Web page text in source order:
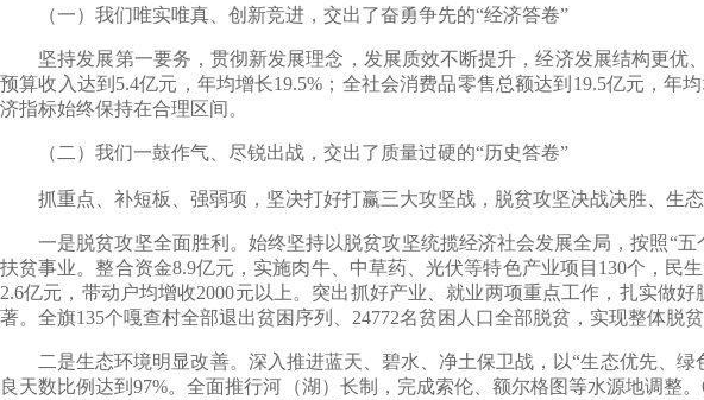
（一）我们唯实唯真、创新竞进，交出了奋勇争先的“经济答卷”
坚持发展第一要务，贯彻新发展理念，发展质效不断提升，经济发展结构更优
预算收入达到5.4亿元，年均增长19.5%；全社会消费品零售总额达到19.5亿元，年
济指标始终保持在合理区间。
（二）我们一鼓作气、尽锐出战，交出了质量过硬的“历史答卷”
抓重点、补短板、强弱项，坚决打好打赢三大攻坚战，脱贫攻坚决战决胜、生
一是脱贫攻坚全面胜利。始终坚持以脱贫攻坚统揽经济社会发展全局，按照“五
扶贫事业。整合资金8.9亿元，实施肉牛、中草药、光伏等特色产业项目130个，
2.6亿元，带动户均增收2000元以上。突出抓好产业、就业两项重点工作，扎实做
著。全旗135个嘎查村全部退出贫困序列、24772名贫困人口全部脱贫，实现整体脱贫
二是生态环境明显改善。深入推进蓝天、碧水、净土保卫战，以“生态优先、绿
良天数比例达到97%。全面推行河（湖）长制，完成索伦、额尔格图等水源地调